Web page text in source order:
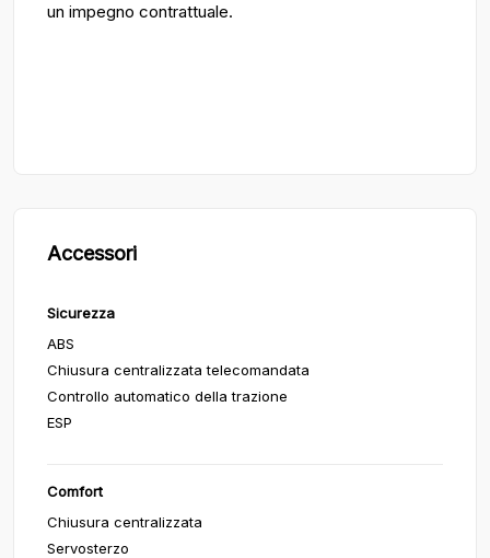
un impegno contrattuale.
Accessori
Sicurezza
ABS
Chiusura centralizzata telecomandata
Controllo automatico della trazione
ESP
Comfort
Chiusura centralizzata
Servosterzo